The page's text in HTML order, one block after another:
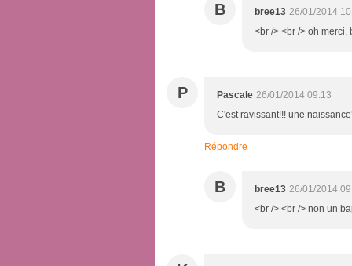
B bree13 26/01/2014
<br /> <br /> oh merci,
P Pascale 26/01/2014 09:13
C'est ravissant!!! une
Répondre
B bree13 26/01/2014
<br /> <br /> non un